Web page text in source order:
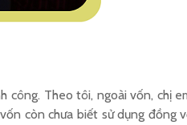
công. Theo tôi, ngoài vốn, chị
còn chưa biết sử dụng đồng